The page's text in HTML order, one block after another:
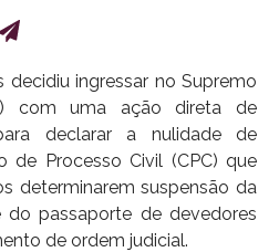
decidiu ingressar no Supremo
com uma ação direta de
declarar a nulidade de
Processo Civil (CPC) que
determinarem suspensão da
passaporte de devedores
de ordem judicial.